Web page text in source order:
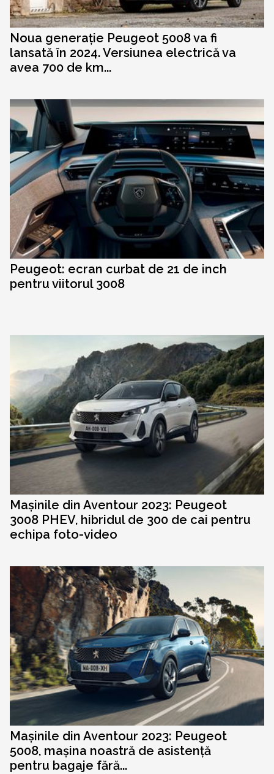
Noua generație Peugeot 5008 va fi
lansată în 2024. Versiunea electrică va
avea 700 de km...
Peugeot: ecran curbat de 21 de inch
pentru viitorul 3008
Mașinile din Aventour 2023: Peugeot
3008 PHEV, hibridul de 300 de cai pentru
echipa foto-video
Mașinile din Aventour 2023: Peugeot
5008, mașina noastră de asistență
pentru bagaje fără...